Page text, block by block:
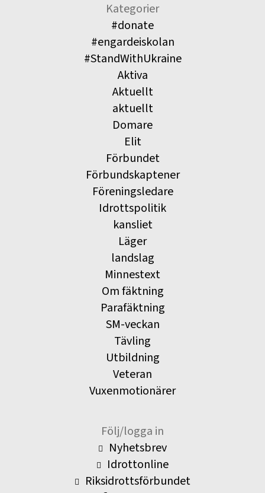
Kategorier
#donate
#engardeiskolan
#StandWithUkraine
Aktiva
Aktuellt
aktuellt
Domare
Elit
Förbundet
Förbundskaptener
Föreningsledare
Idrottspolitik
kansliet
Läger
landslag
Minnestext
Om fäktning
Parafäktning
SM-veckan
Tävling
Utbildning
Veteran
Vuxenmotionärer
Följ/logga in
Nyhetsbrev
Idrottonline
Riksidrottsförbundet